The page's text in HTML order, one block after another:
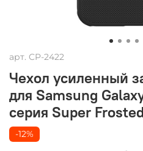
арт. CP-2422
Чехол усиленный
для Samsung
серия Super
-12%